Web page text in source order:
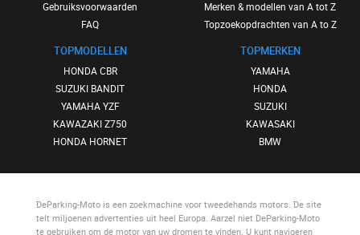
Gebruiksvoorwaarden
FAQ
TOPMODELLEN
HONDA CBR
SUZUKI BANDIT
YAMAHA YZF
KAWAZAKI Z750
HONDA HORNET
Merken & modellen van A tot Z
Topzoekopdrachten van A to Z
TOPMERKEN
YAMAHA
HONDA
SUZUKI
KAWASAKI
BMW
DeParking-Motois een zoekmachine voor tweedehands motors. De site
telt miljoenen advertenties uit heel Europa. Aarzel niet DeParking-Moto
te gebruiken om de motor van uw dromen te vinden. U kunt navigeren